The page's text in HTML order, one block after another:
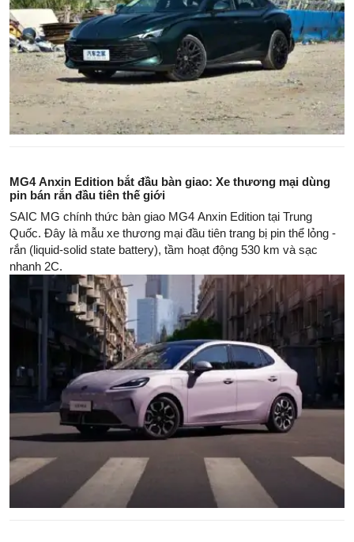
MG4 Anxin Edition bắt đầu bàn giao: Xe thương mại dùng
pin bán rắn đầu tiên thế giới
SAIC MG chính thức bàn giao MG4 Anxin Edition tại Trung
Quốc. Đây là mẫu xe thương mại đầu tiên trang bị pin thể lỏng -
rắn (liquid-solid state battery), tầm hoạt động 530 km và sạc
nhanh 2C.